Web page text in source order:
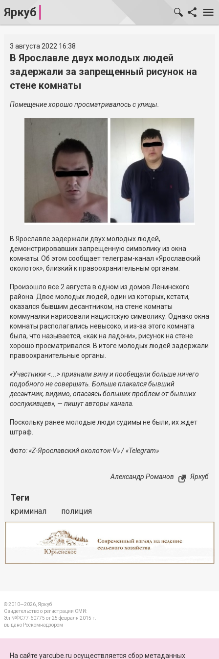
Яркуб
3 августа 2022 16:38
В Ярославле двух молодых людей
задержали за запрещенный рисунок на
стене комнаты
Помещение хорошо просматривалось с улицы.
В Ярославле задержали двух молодых людей,
демонстрировавших запрещенную символику из окна
комнаты. Об этом сообщает телеграм-канал «Ярославский
околоток», близкий к правоохранительным органам.
Произошло все 2 августа в одном из домов Ленинского
района. Двое молодых людей, один из которых, кстати,
оказался бывшим десантником, на стене комнаты
коммуналки нарисовали нацистскую символику. Однако окна
комнаты располагались невысоко, и из-за этого комната
была, что называется, «как на ладони», рисунок на стене
хорошо просматривался. В итоге молодых людей задержали
правоохранительные органы.
«Участники <...> признали вину и пообещали больше ничего
подобного не совершать. Больше плакался бывший
десантник, видимо, опасаясь больших проблем от бывших
сослуживцев», — пишут авторы канала.
Поскольку ранее молодые люди судимы не были, их ждет
штраф.
Фото: «Z-Ярославский околоток-V» / «Telegram»
Александр Романов Яркуб
Теги
криминал полиция
© 2010—2026, Яркуб
Свидетельство о регистрации СМИ:
Эл №ФС77-60775 от 25 февраля 2015 г.
выдано Роскомнадзором
На сайте yarcube.ru осуществляется сбор метаданных